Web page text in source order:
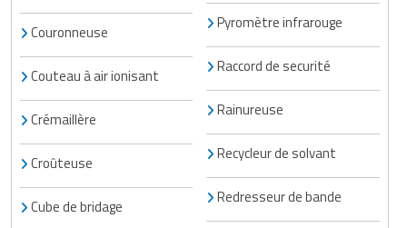
Couronneuse
Couteau à air ionisant
Crémaillère
Croûteuse
Cube de bridage
Pyromètre infrarouge
Raccord de securité
Rainureuse
Recycleur de solvant
Redresseur de bande